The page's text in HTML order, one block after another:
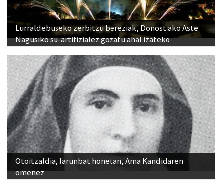
Lurraldebuseko zerbitzu bereziak, Donostiako Aste
Nagusiko su-artifizialez gozatu ahal izateko
Otoitzaldia, larunbat honetan, Ama Kandidaren
omenez